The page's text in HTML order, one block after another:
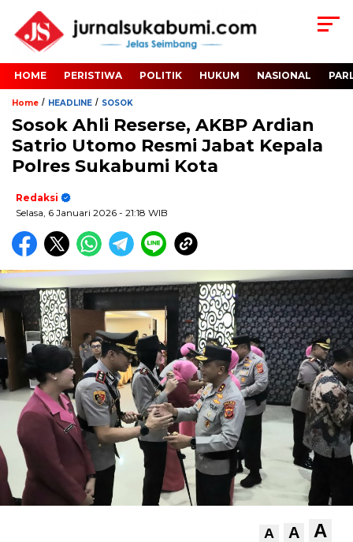
HOME PERISTIWA POLITIK HUKUM NASIONAL
Home / HEADLINE / SOSOK
Sosok Ahli Reserse, AKBP Ardian
Satrio Utomo Resmi Jabat Kepala
Polres Sukabumi Kota
Redaksi
Selasa, 6 Januari 2026 - 21:18 WIB
A A A